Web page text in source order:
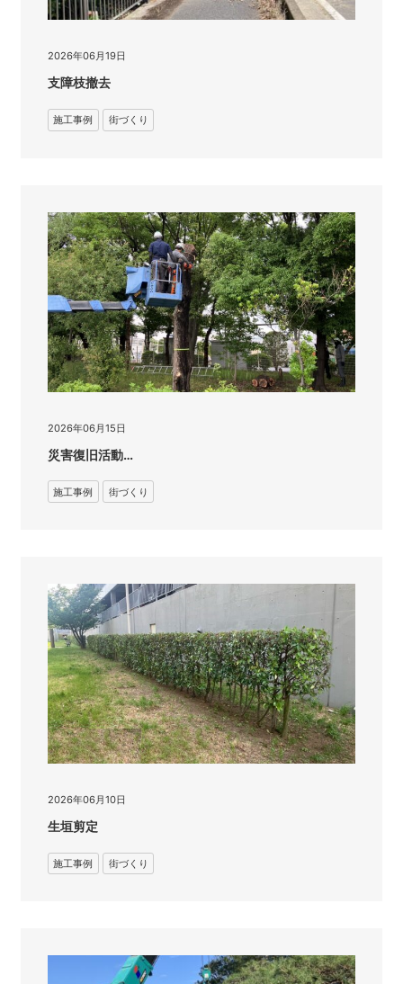
2026年06月19日
支障枝撤去
施工事例 街づくり
2026年06月15日
災害復旧活動…
施工事例 街づくり
2026年06月10日
生垣剪定
施工事例 街づくり